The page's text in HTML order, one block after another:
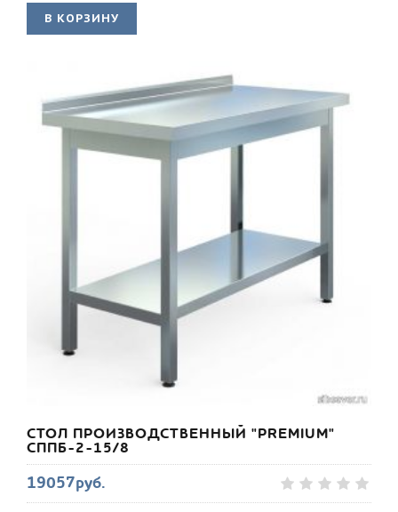
В КОРЗИНУ
СТОЛ ПРОИЗВОДСТВЕННЫЙ "PREMIUM"
СППБ-2-15/8
19057руб.